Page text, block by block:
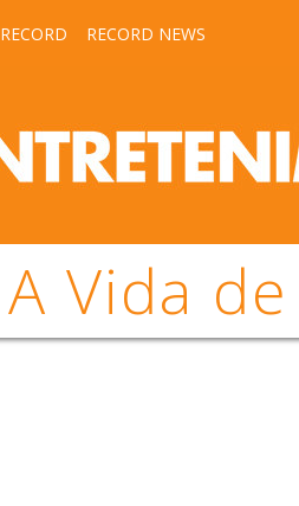
RECORD RECORD NEWS
A Vida de